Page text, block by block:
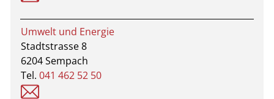
Umwelt und Energie
Stadtstrasse 8
6204 Sempach
Tel. 041 462 52 50
bauwesen@sempach.ch